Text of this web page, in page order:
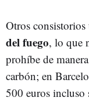
Otros consistorios
del fuego, lo que
prohíbe de
carbón; en
500 euros incluso